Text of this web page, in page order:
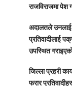
राजविराजमा पेश
अदालतले उनलाई
प्रतिवादीलाई
उपस्थित
जिल्ला प्रहरी
फरार